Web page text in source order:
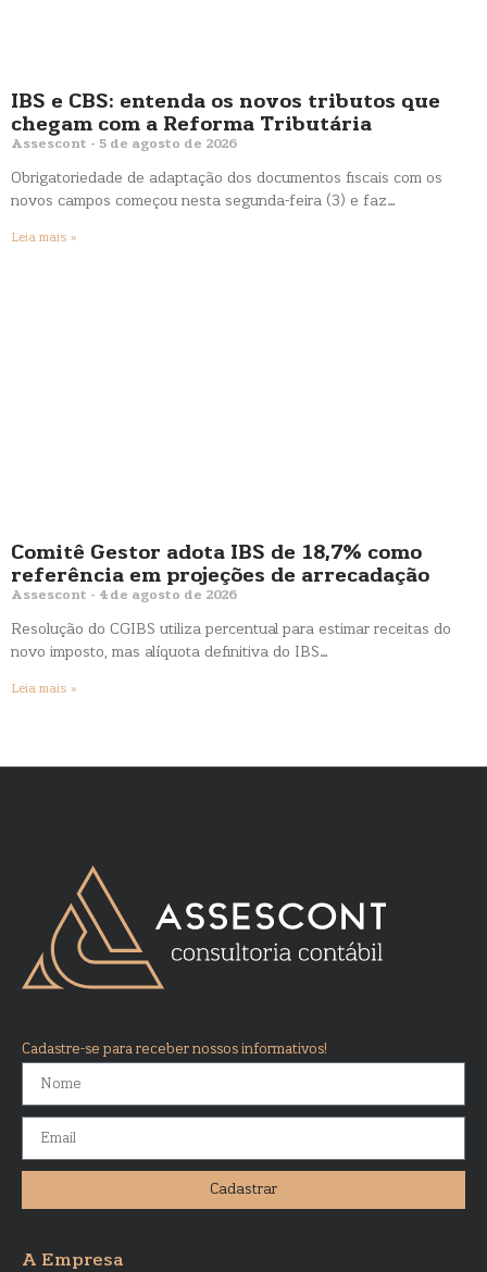
IBS e CBS: entenda os novos tributos que
chegam com a Reforma Tributária
Assescont 5 de agosto de 2026
Obrigatoriedade de adaptação dos documentos fiscais com os
novos campos começou nesta segunda-feira (3) e faz…
Leia mais »
Comitê Gestor adota IBS de 18,7% como
referência em projeções de arrecadação
Assescont 4 de agosto de 2026
Resolução do CGIBS utiliza percentual para estimar receitas do
novo imposto, mas alíquota definitiva do IBS…
Leia mais »
Cadastre-se para receber nossos informativos!
Cadastrar
A Empresa